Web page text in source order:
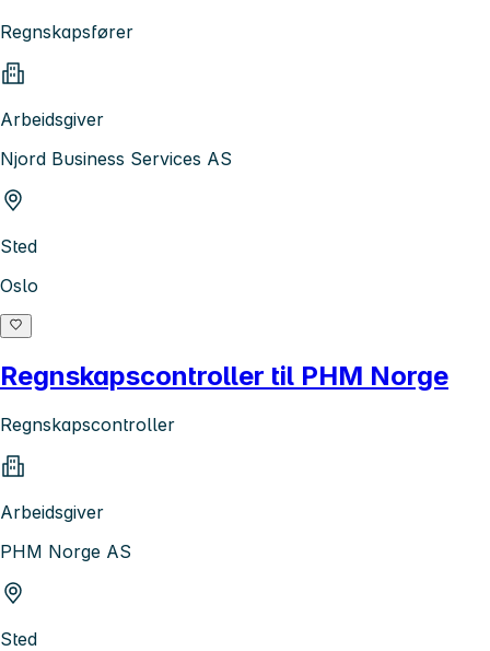
Regnskapsfører
Arbeidsgiver
Njord Business Services AS
Sted
Oslo
Regnskapscontroller til PHM Norge
Regnskapscontroller
Arbeidsgiver
PHM Norge AS
Sted